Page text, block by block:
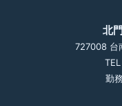
北
727008 台
勤